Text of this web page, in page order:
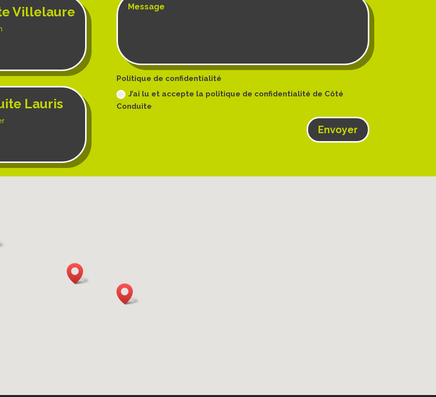
Villelaure
Lauris
Politique de confidentialité
J’ai lu et accepte la politique de confidentialité de Côté
Conduite
Envoyer